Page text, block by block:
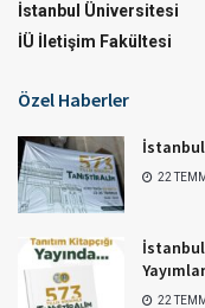
İstanbul Üniversitesi
İÜ İletişim Fakültesi
Özel Haberler
İstanbul
22
İstanbul
22